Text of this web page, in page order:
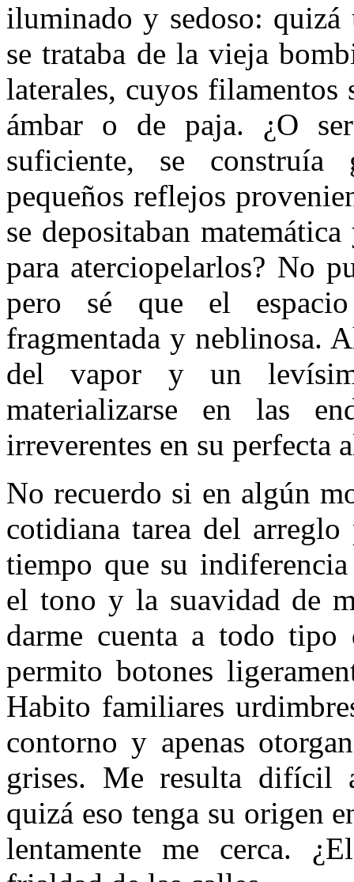
iluminado y sedoso:
se trataba de la vieja
laterales, cuyos filamentos
ámbar o de paja. ¿O
suficiente, se
pequeños reflejos
se depositaban
para aterciopelarlos? No
pero sé que el
fragmentada y neblinosa.
del vapor y un
materializarse en las
irreverentes en su perfecta
No recuerdo si en algún
cotidiana tarea del
tiempo que su
el tono y la suavidad de
darme cuenta a todo tipo
permito botones
Habito familiares
contorno y apenas
grises. Me resulta difícil
quizá eso tenga su origen
lentamente me cerca.